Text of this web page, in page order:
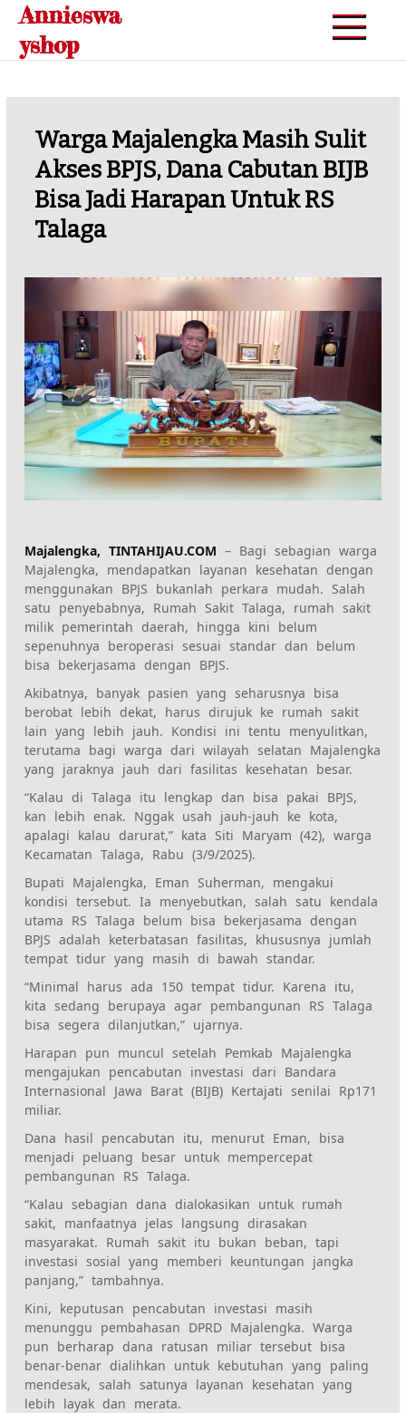
Skip
content
Annieswa
yshop
‎Warga Majalengka Masih Sulit
Akses BPJS, Dana Cabutan BIJB
Bisa Jadi Harapan Untuk RS
Talaga‎‎
Majalengka, TINTAHIJAU.COM – Bagi sebagian warga
Majalengka, mendapatkan layanan kesehatan dengan
menggunakan BPJS bukanlah perkara mudah. Salah
satu penyebabnya, Rumah Sakit Talaga, rumah sakit
milik pemerintah daerah, hingga kini belum
sepenuhnya beroperasi sesuai standar dan belum
bisa bekerjasama dengan BPJS.‎‎
Akibatnya, banyak pasien yang seharusnya bisa
berobat lebih dekat, harus dirujuk ke rumah sakit
lain yang lebih jauh. Kondisi ini tentu menyulitkan,
terutama bagi warga dari wilayah selatan Majalengka
yang jaraknya jauh dari fasilitas kesehatan besar.
‎‎“Kalau di Talaga itu lengkap dan bisa pakai BPJS,
kan lebih enak. Nggak usah jauh-jauh ke kota,
apalagi kalau darurat,” kata Siti Maryam (42), warga
Kecamatan Talaga, Rabu (3/9/2025).‎‎
Bupati Majalengka, Eman Suherman, mengakui
kondisi tersebut. Ia menyebutkan, salah satu kendala
utama RS Talaga belum bisa bekerjasama dengan
BPJS adalah keterbatasan fasilitas, khususnya jumlah
tempat tidur yang masih di bawah standar.
‎‎“Minimal harus ada 150 tempat tidur. Karena itu,
kita sedang berupaya agar pembangunan RS Talaga
bisa segera dilanjutkan,” ujarnya.‎‎
Harapan pun muncul setelah Pemkab Majalengka
mengajukan pencabutan investasi dari Bandara
Internasional Jawa Barat (BIJB) Kertajati senilai Rp171
miliar.
Dana hasil pencabutan itu, menurut Eman, bisa
menjadi peluang besar untuk mempercepat
pembangunan RS Talaga.‎‎
“Kalau sebagian dana dialokasikan untuk rumah
sakit, manfaatnya jelas langsung dirasakan
masyarakat. Rumah sakit itu bukan beban, tapi
investasi sosial yang memberi keuntungan jangka
panjang,” tambahnya.‎‎
Kini, keputusan pencabutan investasi masih
menunggu pembahasan DPRD Majalengka. Warga
pun berharap dana ratusan miliar tersebut bisa
benar-benar dialihkan untuk kebutuhan yang paling
mendesak, salah satunya layanan kesehatan yang
lebih layak dan merata.